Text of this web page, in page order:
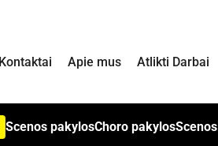
Kontaktai Apie mus Atlikti Darbai
Scenos pakylosChoro pakylosScenos